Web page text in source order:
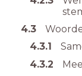
4.3
4.3.1
4.3.2